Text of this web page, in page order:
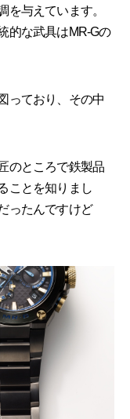
を与えています。
的な武具はMR-Gの
っており、その中
のところで鉄製品
ことを知りまし
ったんですけど